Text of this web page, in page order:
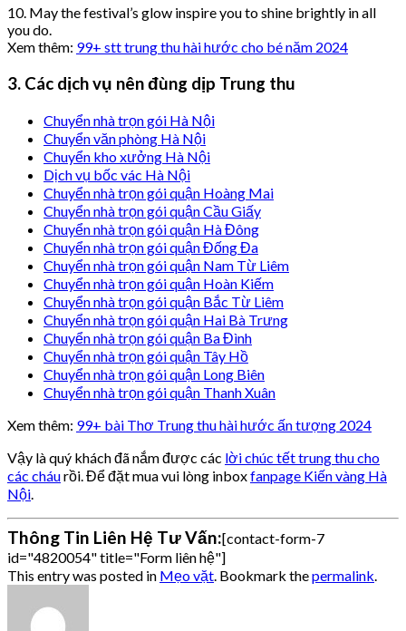
10. May the festival’s glow inspire you to shine brightly in all
you do.
Xem thêm: 99+ stt trung thu hài hước cho bé năm 2024
3. Các dịch vụ nên đùng dịp Trung thu
Chuyển nhà trọn gói Hà Nội
Chuyển văn phòng Hà Nội
Chuyển kho xưởng Hà Nội
Dịch vụ bốc vác Hà Nội
Chuyển nhà trọn gói quận Hoàng Mai
Chuyển nhà trọn gói quận Cầu Giấy
Chuyển nhà trọn gói quận Hà Đông
Chuyển nhà trọn gói quận Đống Đa
Chuyển nhà trọn gói quận Nam Từ Liêm
Chuyển nhà trọn gói quận Hoàn Kiếm
Chuyển nhà trọn gói quận Bắc Từ Liêm
Chuyển nhà trọn gói quận Hai Bà Trưng
Chuyển nhà trọn gói quận Ba Đình
Chuyển nhà trọn gói quận Tây Hồ
Chuyển nhà trọn gói quận Long Biên
Chuyển nhà trọn gói quận Thanh Xuân
Xem thêm: 99+ bài Thơ Trung thu hài hước ấn tượng 2024
Vậy là quý khách đã nắm được các lời chúc tết trung thu cho
các cháurồi. Để đặt mua vui lòng inboxfanpage Kiến vàng Hà
Nội.
Thông Tin Liên Hệ Tư Vấn:[contact-form-7
id="4820054" title="Form liên hệ"]
This entry was posted in Mẹo vặt. Bookmark thepermalink.